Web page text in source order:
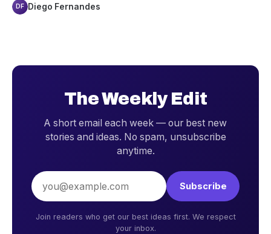
DF Diego Fernandes
The Weekly Edit
A short email each week — our best new
stories and ideas. No spam, unsubscribe
anytime.
Email address
Subscribe
Join readers who get our best ideas first. We respect
your inbox.